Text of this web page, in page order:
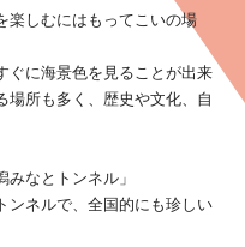
楽しむにはもってこいの場
ぐに海景色を見ることが出来
場所も多く、歴史や文化、自
なとトンネル」
ンネルで、全国的にも珍しい